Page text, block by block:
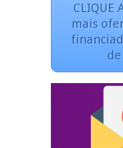
CLIQUE
mais
de